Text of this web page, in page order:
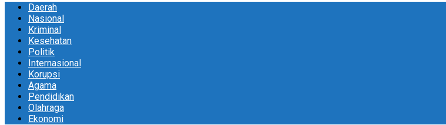
Daerah
Nasional
Kriminal
Kesehatan
Politik
Internasional
Korupsi
Agama
Pendidikan
Olahraga
Ekonomi